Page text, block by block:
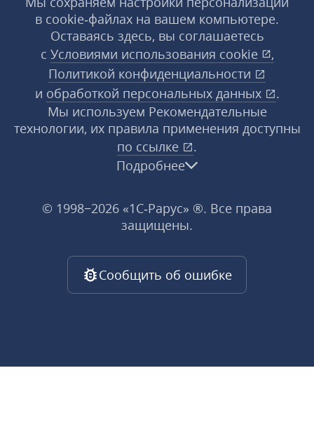
в cookie‑файлах на вашем компьютере.
Оставаясь здесь, вы соглашаетесь
с Условиями использования cookie
,
Политикой конфиденциальности
и обработкой персональных данных
.
Мы используем Рекомендательные
технологии, их правила применения доступны
по ссылке
.
Подробнее
© 1998−2026 «1С‑Рарус» ®. Все права
защищены.
Сообщить об ошибке